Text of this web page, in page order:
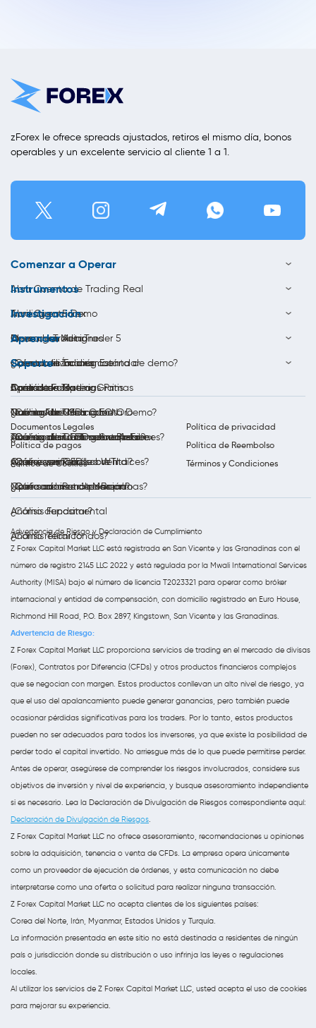
zForex le ofrece spreads ajustados, retiros el mismo día, bonos
operables y un excelente servicio al cliente 1 a 1.
Documentos Legales
Política de privacidad
Política de pagos
Política de Reembolso
Política de Cookies
Términos y Condiciones
Comenzar a Operar
Abrir Cuenta de Trading Real
Abrir Cuenta Demo
Descargar MetaTrader 5
Cuenta de Trading Estándar
Bono de Forex
Cuenta de Trading ECN
Cuenta de Trading Swap-Free
Instrumentos
Trading en Forex
Opera con Acciones
Opera con Índices
Opera con Materias Primas
Trading de CFDs sobre Oro
Trading de CFDs sobre Plata
Opera con Petróleo WTI
Opera con Petróleo Brent
Investigación
Ideas de Trading
Calendario Económico
Análisis de Trading
Noticias del Mercado
Análisis diario al mercado Forex
Análisis semanal
Notificaciones de Mercado
Aprender
¿Cómo utilizar una cuenta de demo?
Aprenda a Operar Gratis
Qué es Forex?
¿Qué son los CFD sobre Acciones?
¿Qué es un CFD sobre índices?
¿Qué son las materias primas?
Análisis Fundamental
Análisis Técnico
Soporte
Contáctenos
¿Cómo Abrir Una Cuenta Demo?
¿Cómo abrir una cuenta real?
¿Cómo verificar su cuenta?
¿Cómo abrir una posición?
¿Cómo depositar?
¿Cómo retirar fondos?
Advertencia de Riesgo y Declaración de Cumplimiento
Z Forex Capital Market LLC está registrada en San Vicente y las Granadinas con el
número de registro 2145 LLC 2022 y está regulada por la Mwali International Services
Authority (MISA) bajo el número de licencia T2023321 para operar como bróker
internacional y entidad de compensación, con domicilio registrado en Euro House,
Richmond Hill Road, P.O. Box 2897, Kingstown, San Vicente y las Granadinas.
Advertencia de Riesgo:
Z Forex Capital Market LLC proporciona servicios de trading en el mercado de divisas
(Forex), Contratos por Diferencia (CFDs) y otros productos financieros complejos
que se negocian con margen. Estos productos conllevan un alto nivel de riesgo, ya
que el uso del apalancamiento puede generar ganancias, pero también puede
ocasionar pérdidas significativas para los traders. Por lo tanto, estos productos
pueden no ser adecuados para todos los inversores, ya que existe la posibilidad de
perder todo el capital invertido. No arriesgue más de lo que puede permitirse perder.
Antes de operar, asegúrese de comprender los riesgos involucrados, considere sus
objetivos de inversión y nivel de experiencia, y busque asesoramiento independiente
si es necesario. Lea la Declaración de Divulgación de Riesgos correspondiente aquí:
Declaración de Divulgación de Riesgos.
Z Forex Capital Market LLC no ofrece asesoramiento, recomendaciones u opiniones
sobre la adquisición, tenencia o venta de CFDs. La empresa opera únicamente
como un proveedor de ejecución de órdenes, y esta comunicación no debe
interpretarse como una oferta o solicitud para realizar ninguna transacción.
Z Forex Capital Market LLC no acepta clientes de los siguientes países:
Corea del Norte, Irán, Myanmar, Estados Unidos y Turquía.
La información presentada en este sitio no está destinada a residentes de ningún
país o jurisdicción donde su distribución o uso infrinja las leyes o regulaciones
locales.
Al utilizar los servicios de Z Forex Capital Market LLC, usted acepta el uso de cookies
para mejorar su experiencia.